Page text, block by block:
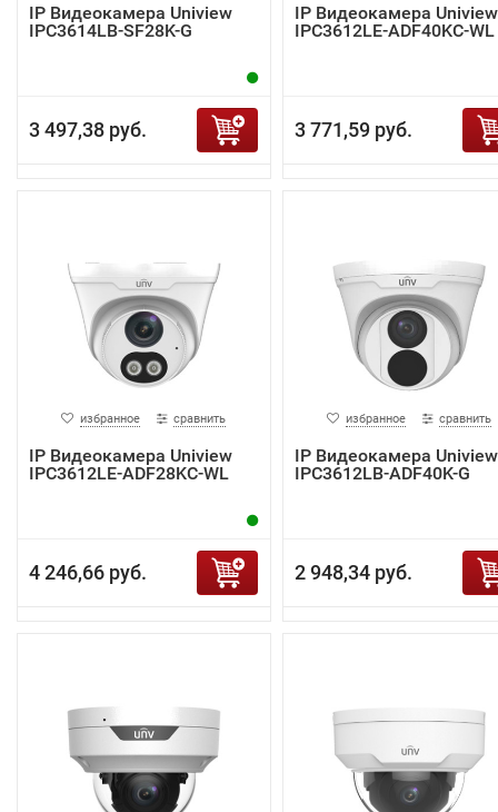
IP Видеокамера Uniview
IPC3614LB-SF28K-G
3 497,38 руб.
IP Видеокамера Uniview
IPC3612LE-ADF40KC-WL
3 771,59 руб.
избранное сравнить
IP Видеокамера Uniview
IPC3612LE-ADF28KC-WL
4 246,66 руб.
избранное сравнить
IP Видеокамера Uniview
IPC3612LB-ADF40K-G
2 948,34 руб.